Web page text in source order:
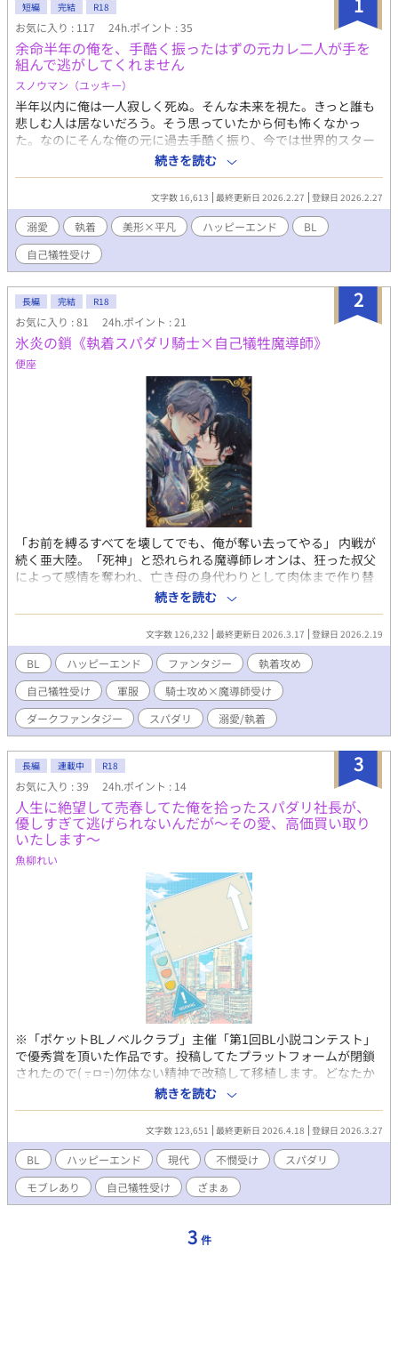
短編 完結 R18
お気に入り : 117 24h.ポイント : 35
余命半年の俺を、手酷く振ったはずの元カレ二人が手を
組んで逃がしてくれません
スノウマン（ユッキー）
半年以内に俺は一人寂しく死ぬ。そんな未来を視た。きっと誰も
悲しむ人は居ないだろう。そう思っていたから何も怖くなかっ
た。なのにそんな俺の元に過去手酷く振り、今では世界的スター
となった元カレ二人がやってきた。彼らは全てを知っていた。俺
がどうして彼らを振ったのか、そして俺の余命も。 全てを諦めた
主人公と、主人公を諦めきれないイケメンサッカー選手とシンガ
ーソングライターの再会が導く未来は？
続きを読む
文字数 16,613 最終更新日 2026.2.27 登録日 2026.2.27
溺愛 執着 美形×平凡 ハッピーエンド
BL
自己犠牲受け
2
長編 完結 R18
お気に入り : 81 24h.ポイント : 21
氷炎の鎖《執着スパダリ騎士×自己犠牲魔導師》
便座
​「お前を縛るすべてを壊してでも、俺が奪い去ってやる」 ​内戦が
続く亜大陸。「死神」と恐れられる魔導師レオンは、狂った叔父
によって感情を奪われ、亡き母の身代わりとして肉体まで作り替
えられた兵器だった。 叔父の歪んだ支配に縛られ、戦場での死だ
けを願うレオン。だが、宿敵の騎士アルヴィンは、そんな彼を狂
おしい執着で追い詰めていく。 ​執着する叔父の鎖を断ち切り、死
神の衣を剥ぎ取ったとき。二人は戦火よりも熱く、狂おしい愛欲
の沼へと堕ちていく――。 ------------------------------------ ■普段は
BLを愛する絵描きとして活動していますが、漫画だけでは描きき
れない膨大な妄想を形にするため、AIをパートナーに迎えて小説
という形で執筆しました。表紙や挿絵は自作となります。 ■全12
万文字（全37話予定）、執筆完了済み・毎日22時（完結まで毎日
官能描写が含まれるエピソードには、タイトル末尾に（R）を表
記しております。 ■挿絵があるページはタイトル後に(絵)を表記
しています。 【追記】2026/03/17に完結いたしました。今後は番
外編やスピンオフを投稿予定です。お付き合いいただきありがと
うございました！
続きを読む
文字数 126,232 最終更新日 2026.3.17 登録日 2026.2.19
BL ハッピーエンド ファンタジー
執着攻め
自己犠牲受け
軍服
騎士攻め×魔導師受け
ダークファンタジー
スパダリ 溺愛/執着
3
長編 連載中 R18
お気に入り : 39 24h.ポイント : 14
人生に絶望して売春してた俺を拾ったスパダリ社長が、
優しすぎて逃げられないんだが～その愛、高価買い取り
いたします～
魚柳れい
※「ポケットBLノベルクラブ」主催「第1回BL小説コンテスト」
で優秀賞を頂いた作品です。投稿してたプラットフォームが閉鎖
されたので( ߹ㅁ߹)勿体ない精神で改稿して移植します。どなたか
の癖に刺さればハッピーベイベー ※冒頭からややハードめなモブ
レシーンがありますがハピエンです！ ※不憫な年上受けとスパダ
リ年下わんこ攻めが好きな方向け 「俺は、アンタを買いたい。ア
ンタが欲しい。アンタを寄越せ。幾らで買える」 高校時代、親友
への恋心が引き金となり、自分が同性愛者だと気づいた筧悠一
郎。 勇気を振り絞った告白は、長年の友情ごと粉々に砕かれた。
それ以来、筧は誰も信じない。 信じる前に、利用する側に回れば
いい―― そう決めて、昼は大手貿易会社の社員として、夜はゲイ
て会社を追われ、すべてを失った夜。 自棄になって新宿二丁目の
続きを読む
文字数 123,651 最終更新日 2026.4.18 登録日 2026.3.27
BL ハッピーエンド 現代 不憫受け
スパダリ
モブレあり
自己犠牲受け ざまぁ
3 件